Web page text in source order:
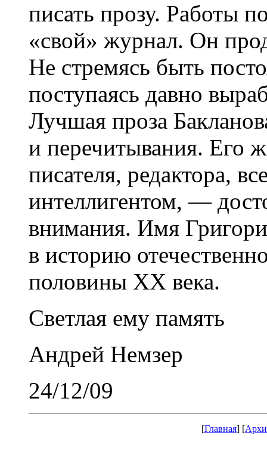
писать прозу. Работы
«свой» журнал. Он
Не стремясь быть
поступаясь давно
Лучшая проза
и перечитывания. Его
писателя, редактора,
интеллигентом, —
внимания. Имя
в историю
половины ХХ века.
Светлая ему память
Андрей Немзер
24/12/09
[Главная] [